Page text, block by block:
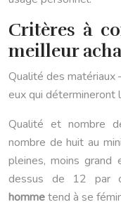
Critères à
meilleur
Qualité des matériaux
eux qui détermineront
Qualité et nombre
nombre de huit au
pleines, moins grand
dessus de 12 par
hommetend à se